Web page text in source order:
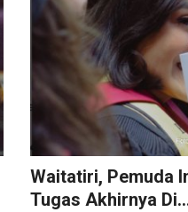
Waitatiri, Pemuda
Tugas Akhirnya